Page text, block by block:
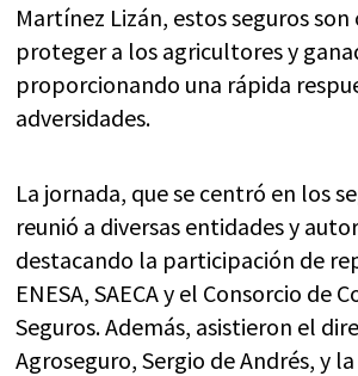
Martínez Lizán, estos seguros son
proteger a los agricultores y
proporcionando una rápida
adversidades.
La jornada, que se centró en los
reunió a diversas entidades y
destacando la participación de
ENESA, SAECA y el Consorcio de
Seguros. Además, asistieron el
Agroseguro, Sergio de Andrés, y